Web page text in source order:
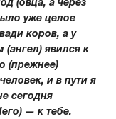
уже целое
коров, а у
явился к
(прежнее)
и в пути я
сегодня
— к тебе.